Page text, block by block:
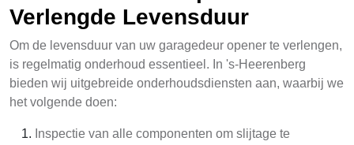
Verlengde Levensduur
Om de levensduur van uw garagedeur opener te verlengen,
is regelmatig onderhoud essentieel. In 's-Heerenberg
bieden wij uitgebreide onderhoudsdiensten aan, waarbij we
het volgende doen:
Inspectie van alle componenten om slijtage te